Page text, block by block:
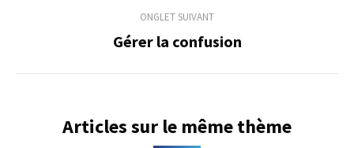
commentaireONGLET SUIVANT
Onglet
Gérer la confusion
Articles sur le même thème